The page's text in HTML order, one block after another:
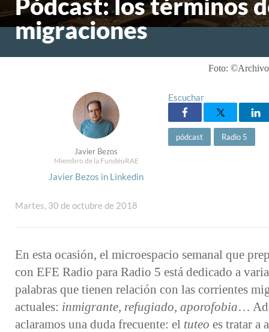
Pódcast: los términos
migraciones
Foto: ©Archivo
Javier Bezos
Miembro de la FundéuRAE
Javier Bezos in Linkedin
Escuchar
pódcast Radio 5
Martes, 30 de octubre de 2018
En esta ocasión, el microespacio semanal que
con EFE Radio para Radio 5 está dedicado a
palabras que tienen relación con las corrientes
actuales: inmigrante, refugiado, aporofobia…
aclaramos una duda frecuente: el tuteo es tratar a